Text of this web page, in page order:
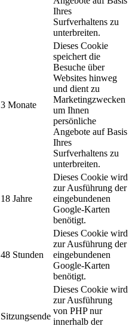
Ihres
Surfverhaltens zu
unterbreiten.
3 Monate
Dieses Cookie
speichert die
Besuche über
Websites hinweg
und dient zu
Marketingzwecken
um Ihnen
persönliche
Angebote auf Basis
Ihres
Surfverhaltens zu
unterbreiten.
18 Jahre
Dieses Cookie wird
zur Ausführung der
eingebundenen
Google-Karten
benötigt.
48 Stunden
Dieses Cookie wird
zur Ausführung der
eingebundenen
Google-Karten
benötigt.
Sitzungsende
Dieses Cookie wird
zur Ausführung
von PHP nur
innerhalb der